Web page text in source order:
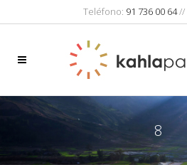
Teléfono: 91 736 00 64//
8